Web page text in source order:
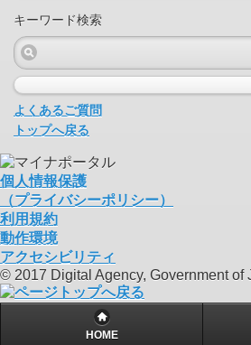
キーワード検索
よくあるご質問
トップへ戻る
個人情報保護
（プライバシーポリシー）
利用規約
動作環境
アクセシビリティ
© 2017 Digital Agency, Government of
HOME